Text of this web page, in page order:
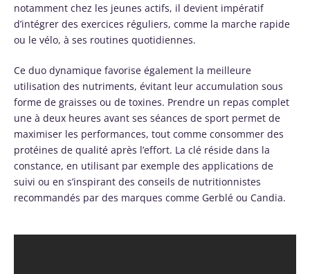
notamment chez les jeunes actifs, il devient impératif
d’intégrer des exercices réguliers, comme la marche rapide
ou le vélo, à ses routines quotidiennes.
Ce duo dynamique favorise également la meilleure
utilisation des nutriments, évitant leur accumulation sous
forme de graisses ou de toxines. Prendre un repas complet
une à deux heures avant ses séances de sport permet de
maximiser les performances, tout comme consommer des
protéines de qualité après l’effort. La clé réside dans la
constance, en utilisant par exemple des applications de
suivi ou en s’inspirant des conseils de nutritionnistes
recommandés par des marques comme Gerblé ou Candia.